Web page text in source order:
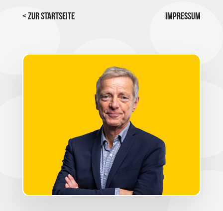
< Zur Startseite Impressum